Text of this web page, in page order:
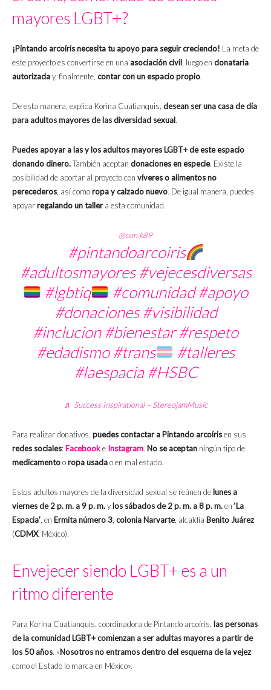
mayores LGBT+?
¡Pintando arcoíris necesita tu apoyo para seguir creciendo! La meta de
este proyecto es convertirse en una asociación civil, luego en donataria
autorizaday, finalmente, contar con un espacio propio.
De esta manera, explica Korina Cuatianquis, desean ser una casa de día
para adultos mayores de las diversidad sexual.
Puedes apoyar a las y los adultos mayores LGBT+ de este espacio
donando dinero.También aceptan donaciones en especie. Existe la
posibilidad de aportar al proyecto con víveres o alimentos no
perecederos, así comoropa y calzado nuevo. De igual manera, puedes
apoyarregalando un tallera esta comunidad.
@con.k89
#pintandoarcoiris
#adultosmayores #vejecesdiversas
#lgbtiq
#comunidad #apoyo
#donaciones #visibilidad
#inclucion #bienestar #respeto
#edadismo #trans
#talleres
#laespacia #HSBC
♬ Success Inspirational – StereojamMusic
Para realizar donativos, puedes contactar a Pintando arcoírisen sus
redes sociales: Facebooke Instagram. No se aceptan ningún tipo de
medicamentooropa usadao en mal estado.
Estos adultos mayores de la diversidad sexual se reúnen de lunes a
viernes de 2 p. m. a 9 p. m.y los sábados de 2 p. m. a 8 p. m.en ‘La
Espacia’, en Ermita número 3, colonia Narvarte, alcaldía Benito Juárez
(CDMX, México).
Envejecer siendo LGBT+ es a un
ritmo diferente
Para Korina Cuatianquis, coordinadora de Pintando arcoíris, las personas
de la comunidad LGBT+ comienzan a ser adultas mayores a partir de
los 50 años. «Nosotros no entramos dentro del esquema de la vejez
como el Estado lo marca en México».